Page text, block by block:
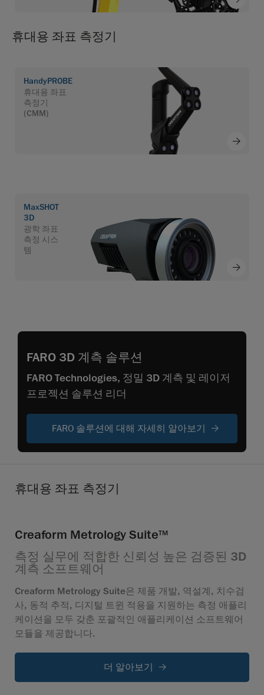
휴대용 좌표 측정기
HandyPROBE
휴대용 좌표
측정기
(CMM)
MaxSHOT
3D
광학 좌표
측정 시스
템
FARO 3D 계측 솔루션
FARO Technologies, 정밀 3D 계측 및 레이저
프로젝션 솔루션 리더
FARO 솔루션에 대해 자세히 알아보기
휴대용 좌표 측정기
Creaform Metrology SuiteTM
측정 실무에 적합한 신뢰성 높은 검증된 3D
계측 소프트웨어
Creaform Metrology Suite은 제품 개발, 역설계, 치수검
사, 동적 추적, 디지털 트윈 적용을 지원하는 측정 애플리
케이션을 모두 갖춘 포괄적인 애플리케이션 소프트웨어
모듈을 제공합니다.
더 알아보기